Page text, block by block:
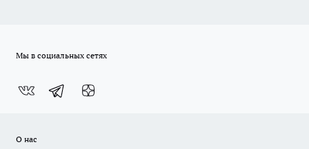
Мы в социальных сетях
О нас